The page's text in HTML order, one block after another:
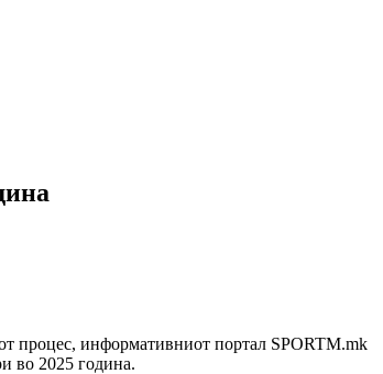
процес, информативниот портал SPORTM.mk
во 2025 година.